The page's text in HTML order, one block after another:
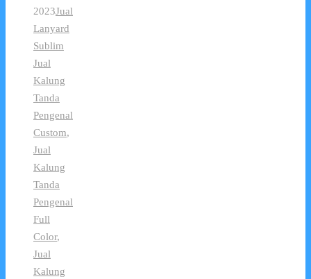
2023Jual
Lanyard
Sublim
Jual
Kalung
Tanda
Pengenal
Custom,
Jual
Kalung
Tanda
Pengenal
Full
Color,
Jual
Kalung